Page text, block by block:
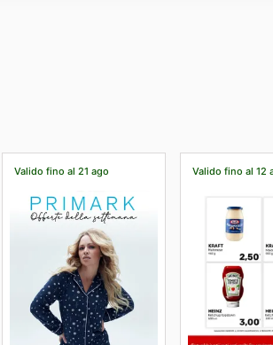
Valido fino al 21 ago Valido fino al 12